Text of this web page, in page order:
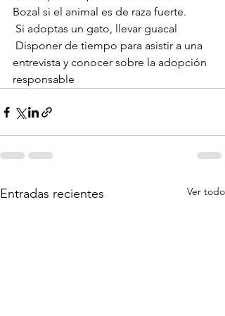
Bozal si el animal es de raza fuerte.
Si adoptas un gato, llevar guacal
entrevista y conocer sobre la adopción
responsable
Entradas recientes Ver todo